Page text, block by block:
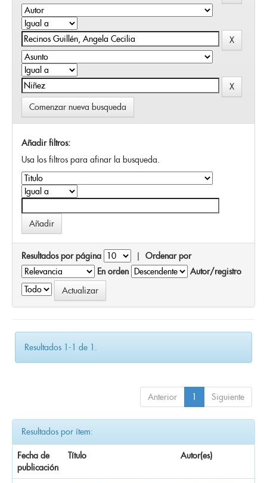
Comenzar nueva busqueda
Añadir filtros:
Usa los filtros para afinar la busqueda.
Resultados por página | Ordenar por
En orden
Autor/registro
Resultados 1-1 de 1.
Anterior 1 Siguiente
Resultados por ítem:
Fecha de
publicación
Título Autor(es)